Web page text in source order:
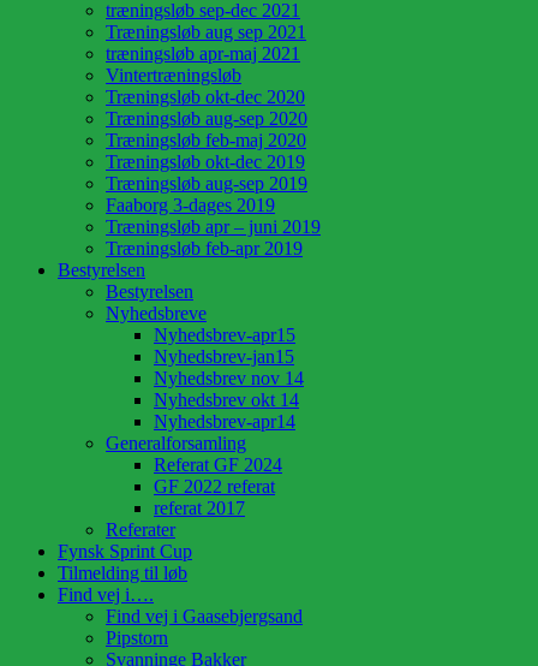
træningsløb sep-dec 2021
Træningsløb aug sep 2021
træningsløb apr-maj 2021
Vintertræningsløb
Træningsløb okt-dec 2020
Træningsløb aug-sep 2020
Træningsløb feb-maj 2020
Træningsløb okt-dec 2019
Træningsløb aug-sep 2019
Faaborg 3-dages 2019
Træningsløb apr – juni 2019
Træningsløb feb-apr 2019
Bestyrelsen
Bestyrelsen
Nyhedsbreve
Nyhedsbrev-apr15
Nyhedsbrev-jan15
Nyhedsbrev nov 14
Nyhedsbrev okt 14
Nyhedsbrev-apr14
Generalforsamling
Referat GF 2024
GF 2022 referat
referat 2017
Referater
Fynsk Sprint Cup
Tilmelding til løb
Find vej i….
Find vej i Gaasebjergsand
Pipstorn
Svanninge Bakker